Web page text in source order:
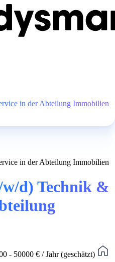
in der Abteilung Immobilien
in der Abteilung Immobilien
d) Technik &
- 50000 € / Jahr (geschätzt)